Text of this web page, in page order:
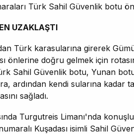
Türk Sahil Güvenlik botu
UZAKLAŞTI
Türk karasularına girerek
önlerine doğru gelmek için
Sahil Güvenlik botu, Yunan
ardından kendi sularına kadar
sağladı.
Turgutreis Limanı'nda
Kuşadası isimli Sahil